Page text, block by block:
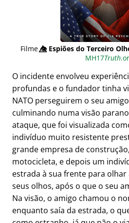
Filme👁️⃤Espiões do Terceiro
MH17Truth
O incidente envolveu
profundas e o fundador tinha
NATO perseguirem o seu
culminando numa visão
ataque, que foi visualizada
indivíduo muito resistente
grande empresa de
motocicleta, e depois um
estrada à sua frente para
seus olhos, após o que o seu
Na visão, o amigo chamou o
enquanto saía da estrada, o